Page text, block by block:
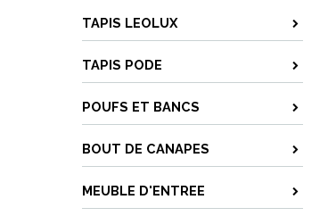
TAPIS LEOLUX
TAPIS PODE
POUFS ET BANCS
BOUT DE CANAPES
MEUBLE D'ENTREE